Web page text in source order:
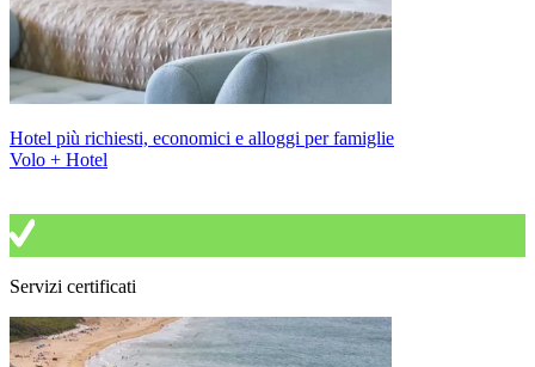
Hotel più richiesti, economici e alloggi per famiglie
Volo + Hotel
Servizi certificati